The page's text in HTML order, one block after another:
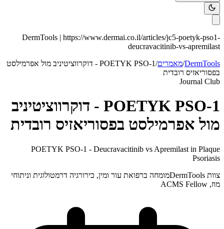
DermTools | https://www.dermai.co.il/articles/jc5-poetyk-pso1-
deucravacitinib-vs-apremilast
DermTools
/מאמרים/
POETYK PSO-1 - דוקרווציטיניב מול אפרמילסט
בפסוריאזיס רובדית
Journal Club
POETYK PSO-1 - דוקרווציטיניב
מול אפרמילסט בפסוריאזיס רובדית
POETYK PSO-1 - Deucravacitinib vs Apremilast in Plaque
Psoriasis
צוות DermTools
מומחה ברפואת עור ומין, כירורגיה דרמטולוגית וניתוחי
מוז, ACMS Fellow